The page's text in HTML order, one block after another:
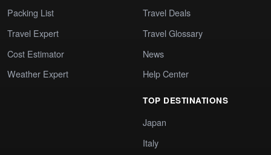
Packing List
Travel Expert
Cost Estimator
Weather Expert
Travel Deals
Travel Glossary
News
Help Center
TOP DESTINATIONS
Japan
Italy